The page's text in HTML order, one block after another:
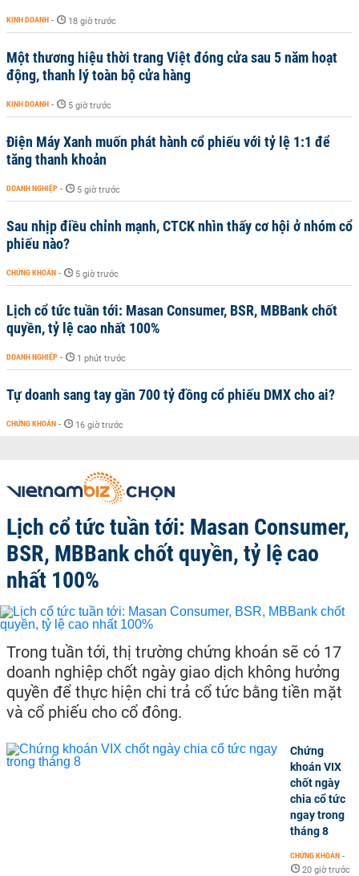
KINH DOANH - 18 giờ trước
Một thương hiệu thời trang Việt đóng cửa sau 5 năm hoạt
động, thanh lý toàn bộ cửa hàng
KINH DOANH - 5 giờ trước
Điện Máy Xanh muốn phát hành cổ phiếu với tỷ lệ 1:1 để
tăng thanh khoản
DOANH NGHIỆP - 5 giờ trước
Sau nhịp điều chỉnh mạnh, CTCK nhìn thấy cơ hội ở nhóm cổ
phiếu nào?
CHỨNG KHOÁN - 5 giờ trước
Lịch cổ tức tuần tới: Masan Consumer, BSR, MBBank chốt
quyền, tỷ lệ cao nhất 100%
DOANH NGHIỆP - 1 phút trước
Tự doanh sang tay gần 700 tỷ đồng cổ phiếu DMX cho ai?
CHỨNG KHOÁN - 16 giờ trước
Lịch cổ tức tuần tới: Masan Consumer,
BSR, MBBank chốt quyền, tỷ lệ cao
nhất 100%
Trong tuần tới, thị trường chứng khoán sẽ có 17
doanh nghiệp chốt ngày giao dịch không hưởng
quyền để thực hiện chi trả cổ tức bằng tiền mặt
và cổ phiếu cho cổ đông.
Chứng
khoán VIX
chốt ngày
chia cổ tức
ngay trong
tháng 8
CHỨNG KHOÁN -
20 giờ trước